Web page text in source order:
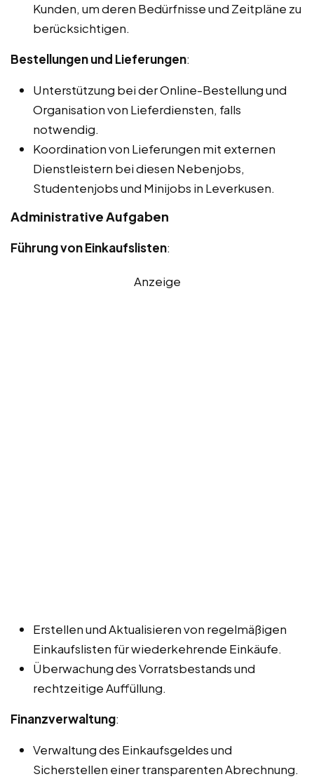
Kunden, um deren Bedürfnisse und Zeitpläne zu
berücksichtigen.
Bestellungen und Lieferungen:
Unterstützung bei der Online-Bestellung und
Organisation von Lieferdiensten, falls
notwendig.
Koordination von Lieferungen mit externen
Dienstleistern bei diesen Nebenjobs,
Studentenjobs und Minijobs in Leverkusen.
Administrative Aufgaben
Führung von Einkaufslisten:
Anzeige
Erstellen und Aktualisieren von regelmäßigen
Einkaufslisten für wiederkehrende Einkäufe.
Überwachung des Vorratsbestands und
rechtzeitige Auffüllung.
Finanzverwaltung:
Verwaltung des Einkaufsgeldes und
Sicherstellen einer transparenten Abrechnung.